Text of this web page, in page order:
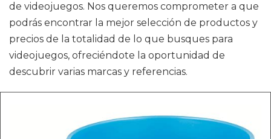
de videojuegos. Nos queremos comprometer a que
podrás encontrar la mejor selección de productos y
precios de la totalidad de lo que busques para
videojuegos, ofreciéndote la oportunidad de
descubrir varias marcas y referencias.